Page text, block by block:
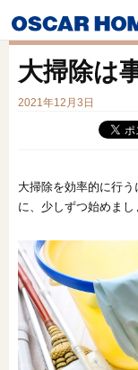
大掃除は
2021年12月3日
大掃除を効率的に行
に、少しずつ始めまし